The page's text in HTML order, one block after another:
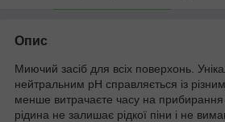
Опис
Миючий засіб для всіх поверхонь.
нейтральним рН справляється із
менше витрачаєте часу на прибирання
рідина не залишає рідкої піни і не